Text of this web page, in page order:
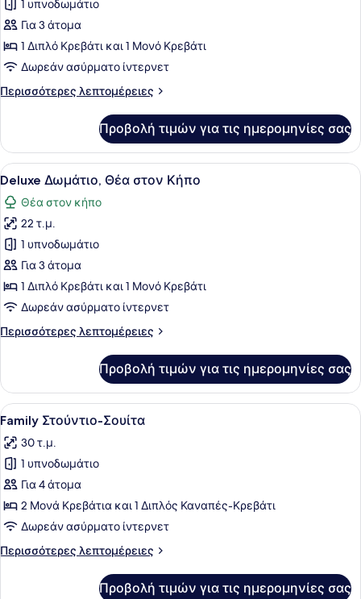
φωτογραφιών
για
Deluxe
Δωμάτιο,
στην
1 υπνοδωμάτιο
Για 3 άτομα
1 Διπλό Κρεβάτι και 1 Μονό Κρεβάτι
Δωρεάν ασύρματο ίντερνετ
Περισσότερες λεπτομέρειες
Περισσότερες
Δωμάτιο,
Θέα
στην
Προβολή τιμών για τις ημερομηνίες σας
Προβολή
όλων
των
φωτογραφιών
για
Deluxe
Δωμάτιο,
Θέα
Κήπο
Ένα δωμάτιο ξενοδοχείου με ένα
11
Deluxe Δωμάτιο, Θέα στον Κήπο
Θέα στον κήπο
22 τ.μ.
1 υπνοδωμάτιο
Για 3 άτομα
1 Διπλό Κρεβάτι και 1 Μονό Κρεβάτι
Δωρεάν ασύρματο ίντερνετ
Περισσότερες λεπτομέρειες
Περισσότερες
Δωμάτιο,
Θέα
στον
Προβολή τιμών για τις ημερομηνίες σας
Προβολή
όλων
των
φωτογραφιών
για
Family
Στούντιο-
Ένα σύγχρονο δωμάτιο
9
Family Στούντιο-Σουίτα
30 τ.μ.
1 υπνοδωμάτιο
Για 4 άτομα
2 Μονά Κρεβάτια και 1 Διπλός Καναπές-Κρεβάτι
Δωρεάν ασύρματο ίντερνετ
Περισσότερες λεπτομέρειες
Περισσότερες
Προβολή τιμών για τις ημερομηνίες σας